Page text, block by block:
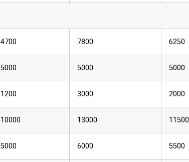
4700 7800 6250
5000 5000 5000
1200 3000 2000
10000 13000 11500
5000 6000 5500